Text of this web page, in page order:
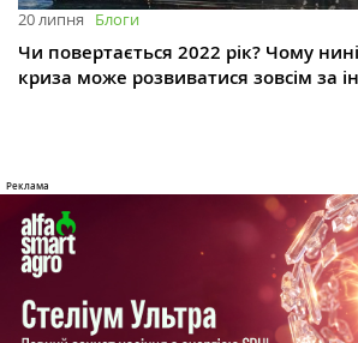
20 липня Блоги
Чи повертається 2022 рік? Чому
криза може розвиватися зовсім за